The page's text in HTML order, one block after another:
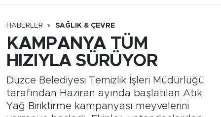
HABERLER SAĞLIK & ÇEVRE
KAMPANYA TÜM
HIZIYLA SÜRÜYOR
Düzce Belediyesi Temizlik İşleri Müdürlüğü
tarafından Haziran ayında başlatılan Atık
Yağ Biriktirme kampanyası meyvelerini
Sağlık & Çevre
Spor
Yerel Haber
Düzce Namaz Vakitleri
Düzce Trafik Yoğunluk Haritası
Tüm Manşetler